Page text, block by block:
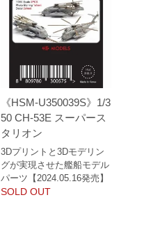
《HSM-U350039S》1/3
50 CH-53E スーパース
タリオン
3Dプリントと3Dモデリン
グが実現させた艦船モデル
パーツ【2024.05.16発売】
SOLD OUT